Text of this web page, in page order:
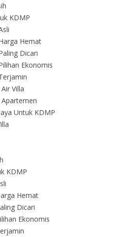
KDMP
Hemat
Dicari
Ekonomis
Villa
Apartemen
Untuk KDMP
KDMP
Hemat
Dicari
Ekonomis